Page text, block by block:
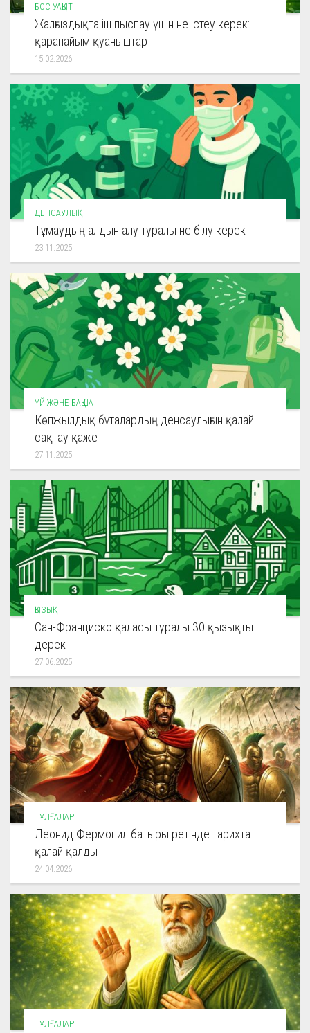
БОС УАҚЫТ
Жалғыздықта іш пыспау үшін не істеу керек:
қарапайым қуаныштар
15.02.2026
ДЕНСАУЛЫҚ
Тұмаудың алдын алу туралы не білу керек
23.11.2025
ҮЙ ЖӘНЕ БАҚША
Көпжылдық бұталардың денсаулығын қалай
сақтау қажет
27.11.2025
ҚЫЗЫҚ
Сан-Франциско қаласы туралы 30 қызықты
дерек
27.06.2025
ТҰЛҒАЛАР
Леонид Фермопил батыры ретінде тарихта
қалай қалды
24.04.2026
ТҰЛҒАЛАР